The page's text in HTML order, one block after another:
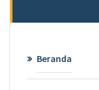
Beranda